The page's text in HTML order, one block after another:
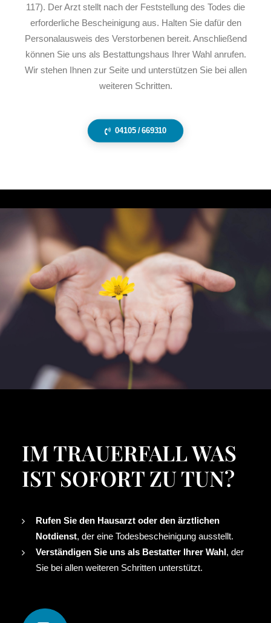
117). Der Arzt stellt nach der Feststellung des Todes die
erforderliche Bescheinigung aus. Halten Sie dafür den
Personalausweis des Verstorbenen bereit. Anschließend
können Sie uns als Bestattungshaus Ihrer Wahl anrufen.
Wir stehen Ihnen zur Seite und unterstützen Sie bei allen
weiteren Schritten.
04105 / 669310
IM TRAUERFALL WAS
IST SOFORT ZU TUN?
Rufen Sie den Hausarzt oder den ärztlichen
Notdienst, der eine Todesbescheinigung ausstellt.
Verständigen Sie uns als Bestatter Ihrer Wahl, der
Sie bei allen weiteren Schritten unterstützt.